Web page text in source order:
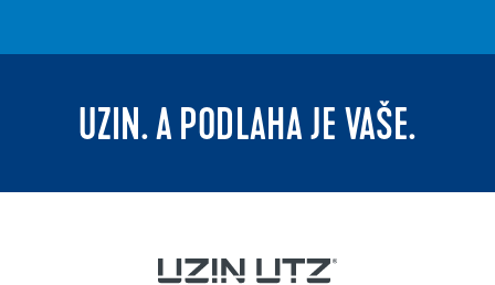
UZIN. A PODLAHA JE VAŠE.